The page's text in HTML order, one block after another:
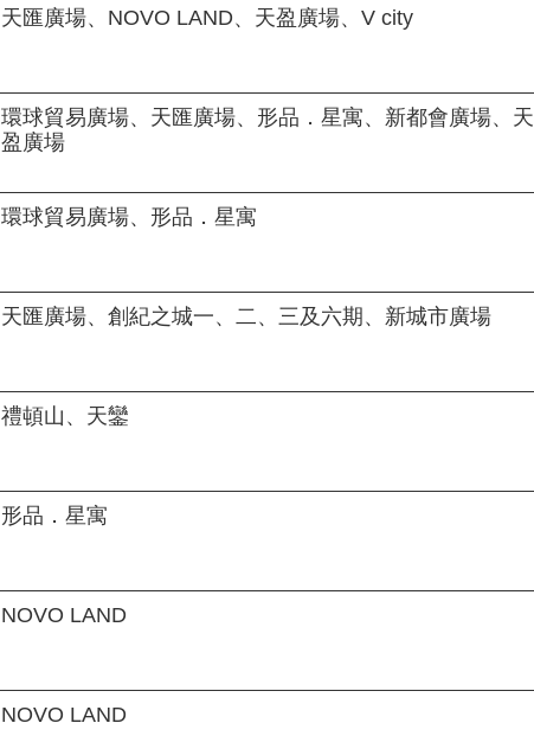
天匯廣場、NOVO LAND、天盈廣場、V city
環球貿易廣場、天匯廣場、形品．星寓、新都會廣場、天
盈廣場
環球貿易廣場、形品．星寓
天匯廣場、創紀之城一、二、三及六期、新城市廣場
禮頓山、天鑾
形品．星寓
NOVO LAND
NOVO LAND